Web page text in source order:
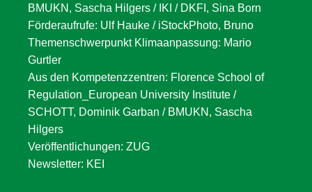
BMUKN, Sascha Hilgers / IKI / DKFI, Sina Born
Förderaufrufe: Ulf Hauke / iStockPhoto, Bruno
Themenschwerpunkt Klimaanpassung: Mario
Gurtler
Aus den Kompetenzzentren: Florence School of
Regulation_European University Institute /
SCHOTT, Dominik Garban / BMUKN, Sascha
Hilgers
Veröffentlichungen: ZUG
Newsletter: KEI